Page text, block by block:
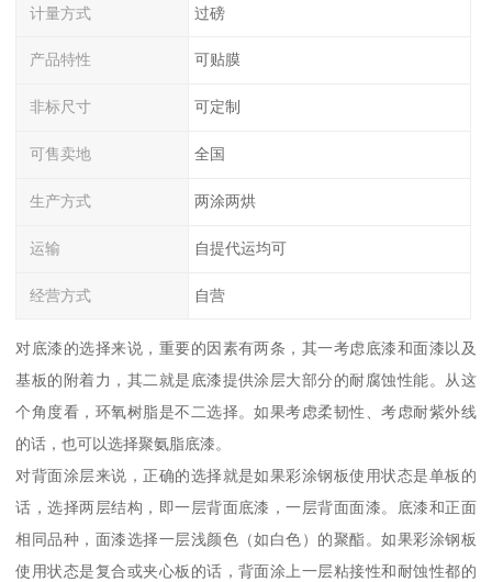
计量方式 过磅
产品特性 可贴膜
非标尺寸 可定制
可售卖地 全国
生产方式 两涂两烘
运输 自提代运均可
经营方式 自营
对底漆的选择来说，重要的因素有两条，其一考虑底漆和面漆以及
基板的附着力，其二就是底漆提供涂层大部分的耐腐蚀性能。从这
个角度看，环氧树脂是不二选择。如果考虑柔韧性、考虑耐紫外线
的话，也可以选择聚氨脂底漆。
对背面涂层来说，正确的选择就是如果彩涂钢板使用状态是单板的
话，选择两层结构，即一层背面底漆，一层背面面漆。底漆和正面
相同品种，面漆选择一层浅颜色（如白色）的聚酯。如果彩涂钢板
使用状态是复合或夹心板的话，背面涂上一层粘接性和耐蚀性都的